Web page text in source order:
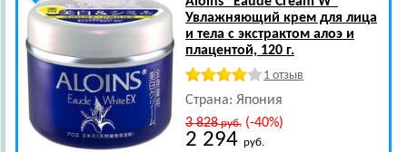
Увлажняющий крем для лица
и тела с экстрактом алоэ и
плацентой, 120 г.
1 отзыв
Страна: Япония
3 828руб.(-40%)
2 294 руб.